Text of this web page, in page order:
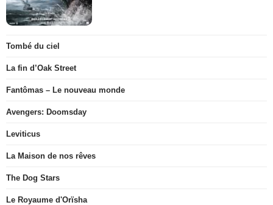
Tombé du ciel
La fin d’Oak Street
Fantômas – Le nouveau monde
Avengers: Doomsday
Leviticus
La Maison de nos rêves
The Dog Stars
Le Royaume d'Orïsha